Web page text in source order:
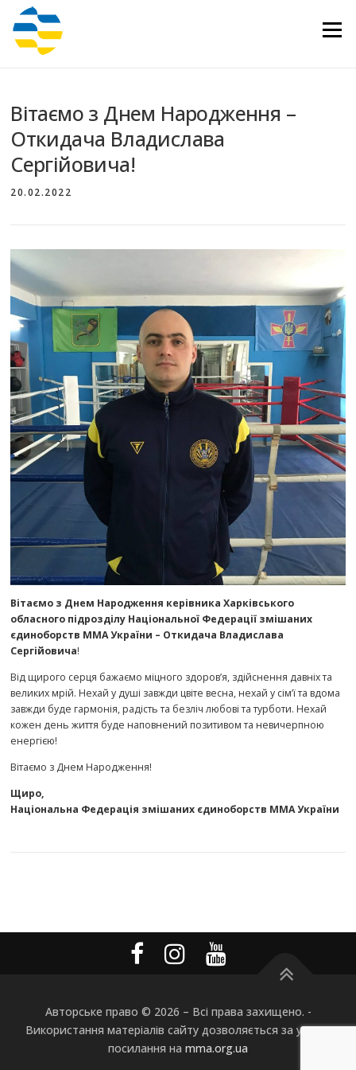
Перейти
вмісту
Меню
Вітаємо з Днем Народження –
Откидача Владислава
Сергійовича!
20.02.2022
Вітаємо з Днем Народження керівника Харківського
обласного підрозділу Національної Федерації змішаних
єдиноборств ММА України – Откидача Владислава
Сергійовича!
Від щирого серця бажаємо міцного здоров’я, здійснення давніх та
великих мрій. Нехай у душі завжди цвіте весна, нехай у сім’ї та вдома
завжди буде гармонія, радість та безліч любові та турботи. Нехай
кожен день життя буде наповнений позитивом та невичерпною
енергією!
Вітаємо з Днем Народження!
Щиро,
Національна Федерація змішаних єдиноборств ММА України
Авторське право © 2026 – Всі права захищено. -
Використання матеріалів сайту дозволяється за умови
посилання на mma.org.ua